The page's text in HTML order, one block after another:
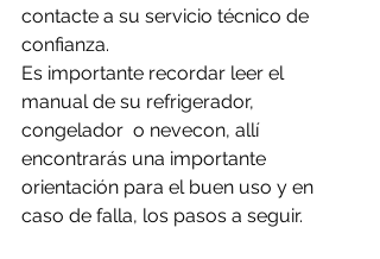
contacte a su servicio técnico de
confianza.
Es importante recordar leer el
manual de su refrigerador,
congelador  o nevecon, allí
encontrarás una importante
orientación para el buen uso y en
caso de falla, los pasos a seguir.